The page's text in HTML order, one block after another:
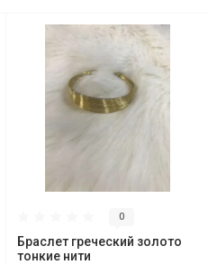
0
Браслет греческий золото
тонкие нити